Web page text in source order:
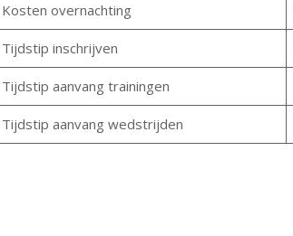
Kosten overnachting
Tijdstip inschrijven
Tijdstip aanvang trainingen
Tijdstip aanvang wedstrijden